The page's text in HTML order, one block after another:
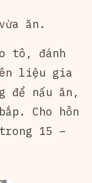
ăn.
tô, đánh
liệu gia
để nấu ăn,
Cho hỗn
15 –